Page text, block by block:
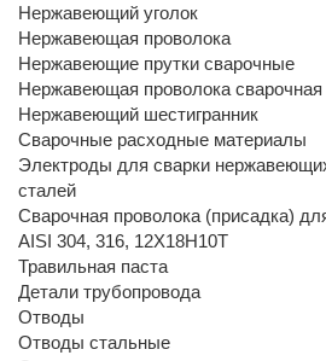
Нержавеющий уголок
Нержавеющая проволока
Нержавеющие прутки сварочные
Нержавеющая проволока сварочная
Нержавеющий шестигранник
Сварочные расходные материалы
Электроды для сварки
сталей
Сварочная проволока (присадка)
AISI 304, 316, 12Х18Н10Т
Травильная паста
Детали трубопровода
Отводы
Отводы стальные